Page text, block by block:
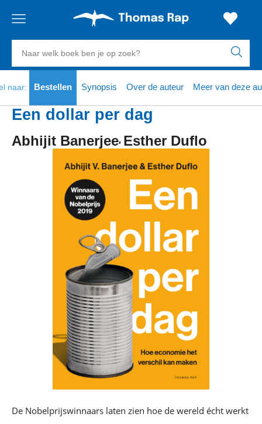
verzending
20
euro
23:59
volgende in
Veiligbetalen
Zoeken
auteurs
en
uitgevers
naar: Bestellen Synopsis Over de auteur Meer van deze
De Nobelprijswinnaars laten zien hoe de wereld écht werkt
Een dollar per dag
Abhijit Banerjee Esther Duflo